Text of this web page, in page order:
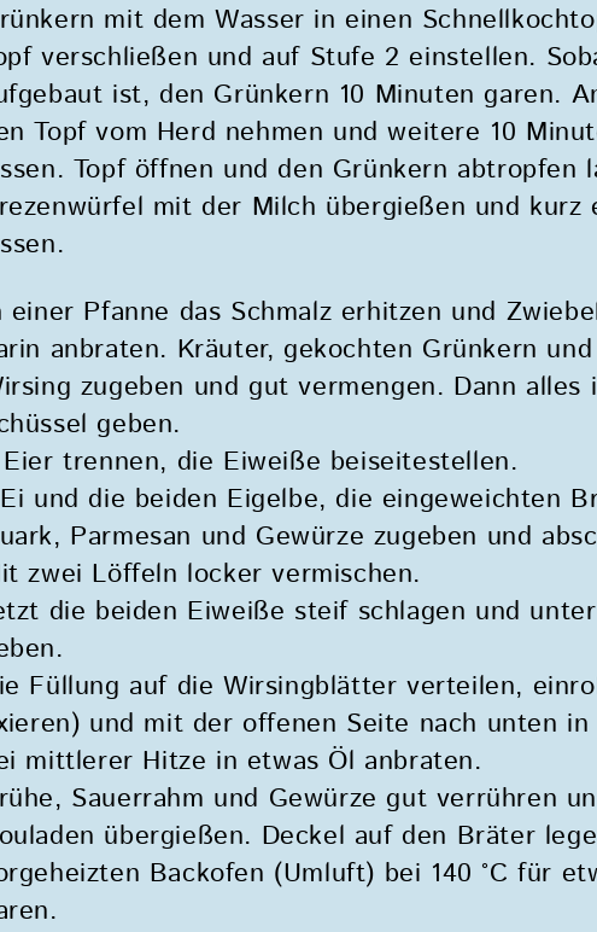
mit dem Wasser in einen
verschließen und auf Stufe 2 einstellen.
ist, den Grünkern 10 Minuten garen.
Topf vom Herd nehmen und weitere 10
Topf öffnen und den Grünkern abtropfen
mit der Milch übergießen und kurz
einer Pfanne das Schmalz erhitzen und
anbraten. Kräuter, gekochten Grünkern
zugeben und gut vermengen. Dann alles
geben.
trennen, die Eiweiße beiseitestellen.
und die beiden Eigelbe, die eingeweichten
Parmesan und Gewürze zugeben und
zwei Löffeln locker vermischen.
die beiden Eiweiße steif schlagen und
Füllung auf die Wirsingblätter verteilen,
und mit der offenen Seite nach unten
mittlerer Hitze in etwas Öl anbraten.
Sauerrahm und Gewürze gut verrühren
übergießen. Deckel auf den Bräter
Backofen (Umluft) bei 140 °C für